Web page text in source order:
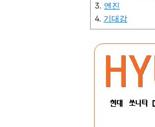
3. 엔진
4. 기대감